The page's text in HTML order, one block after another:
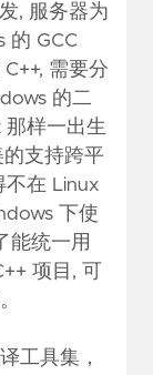
, 服务器为
的 GCC
需要分
的二
那样一出生
支持跨平
不在 Linux
下使
能统一用
项目, 可
工具集，